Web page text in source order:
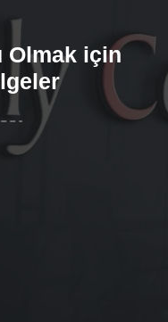
Olmak için